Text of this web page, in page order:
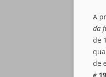
A
da
de
de
e